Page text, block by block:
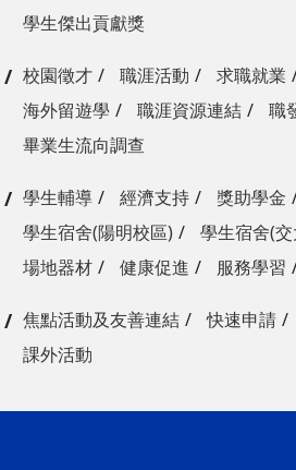
學生傑出貢獻獎
校園徵才 職涯活動 求職就業
海外留遊學
職涯資源連結
職
畢業生流向調查
學生輔導 經濟支持 獎助學金
學生宿舍(陽明校區)
學生宿舍(
場地器材
健康促進 服務學習
焦點活動及友善連結 快速申請
課外活動